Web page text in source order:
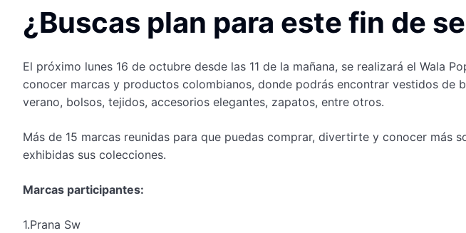
¿Buscas plan para este fin de
El próximo lunes 16 de octubre desde las 11 de la mañana, se realizará el Wala
conocer marcas y productos colombianos, donde podrás encontrar vestidos de
verano, bolsos, tejidos, accesorios elegantes, zapatos, entre otros.
Más de 15 marcas reunidas para que puedas comprar, divertirte y conocer más
exhibidas sus colecciones.
Marcas participantes:
1.Prana Sw